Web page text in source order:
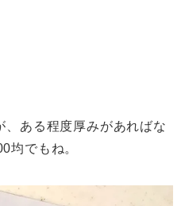
、ある程度厚みがあればな
均でもね。